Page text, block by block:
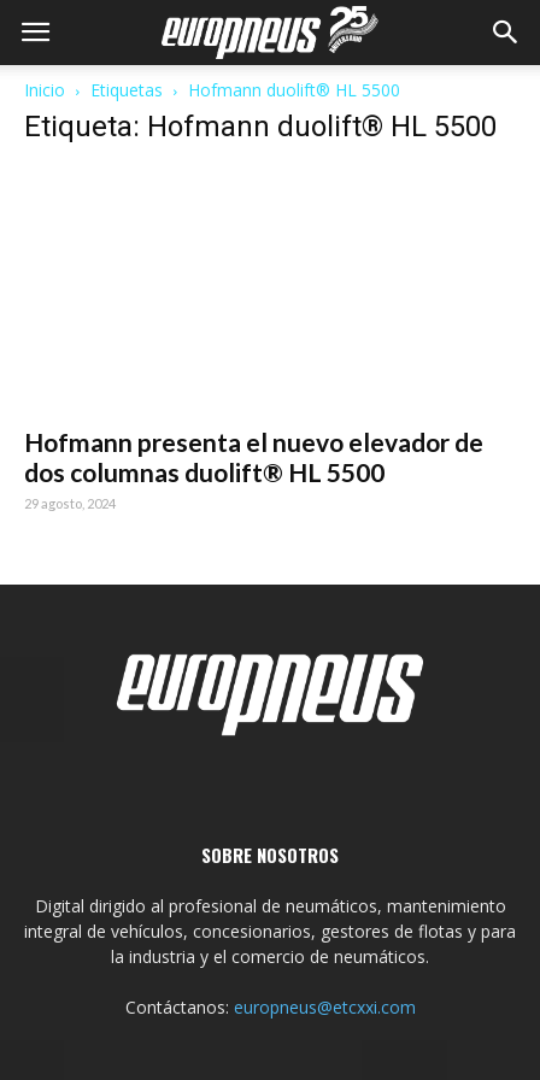
Inicio Etiquetas Hofmann duolift® HL 5500
Etiqueta: Hofmann duolift® HL 5500
Hofmann presenta el nuevo elevador de
dos columnas duolift® HL 5500
29 agosto, 2024
SOBRE NOSOTROS
Digital dirigido al profesional de neumáticos, mantenimiento
integral de vehículos, concesionarios, gestores de flotas y para
la industria y el comercio de neumáticos.
Contáctanos: europneus@etcxxi.com